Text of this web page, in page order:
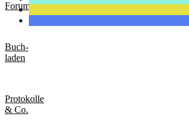
Forum
Buch-
laden
Protokolle
& Co.